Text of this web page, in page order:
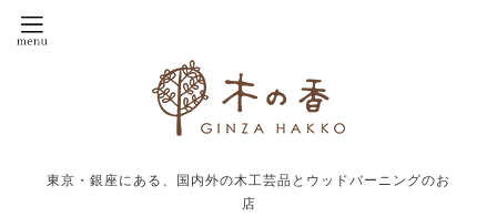
東京・銀座にある、国内外の木工芸品とウッドバーニングのお
店